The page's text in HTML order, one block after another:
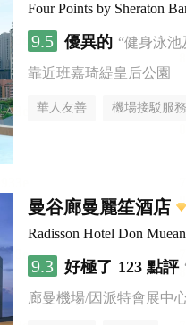
Four Points by Sheraton
9.5 優異的 “健身泳池
靠近班嘉琦緹皇后公園
華人友善 機場接駁服務
曼谷廊曼麗笙酒店
Radisson Hotel Don
9.3 好極了 123 點評
廊曼機場/因派特會展中